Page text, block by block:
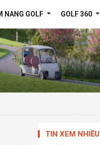
NANG GOLF GOLF 360
TIN XEM NHIỀU